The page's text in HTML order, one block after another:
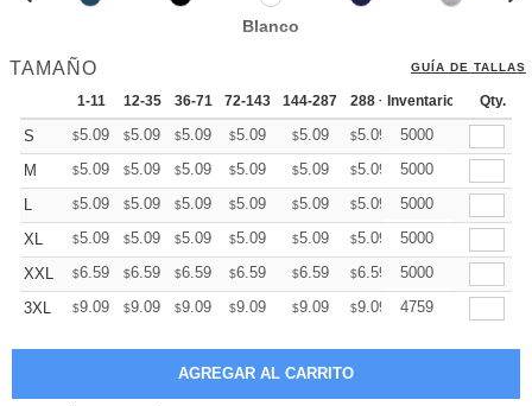
Blanco
TAMAÑO GUÍA DE TALLAS
1-11 12-35 36-71 72-143 144-287 288 + Más
Inventario Qty.
S $5.09 $5.09 $5.09 $5.09 $5.09 $5.09 +
5000
M
$5.09 $5.09 $5.09 $5.09 $5.09 $5.09 +
5000
L
$5.09 $5.09 $5.09 $5.09 $5.09 $5.09 +
5000
XL
$5.09 $5.09 $5.09 $5.09 $5.09 $5.09 +
5000
XXL
$6.59 $6.59 $6.59 $6.59 $6.59 $6.59 +
5000
3XL
$9.09 $9.09 $9.09 $9.09 $9.09 $9.09 +
4759